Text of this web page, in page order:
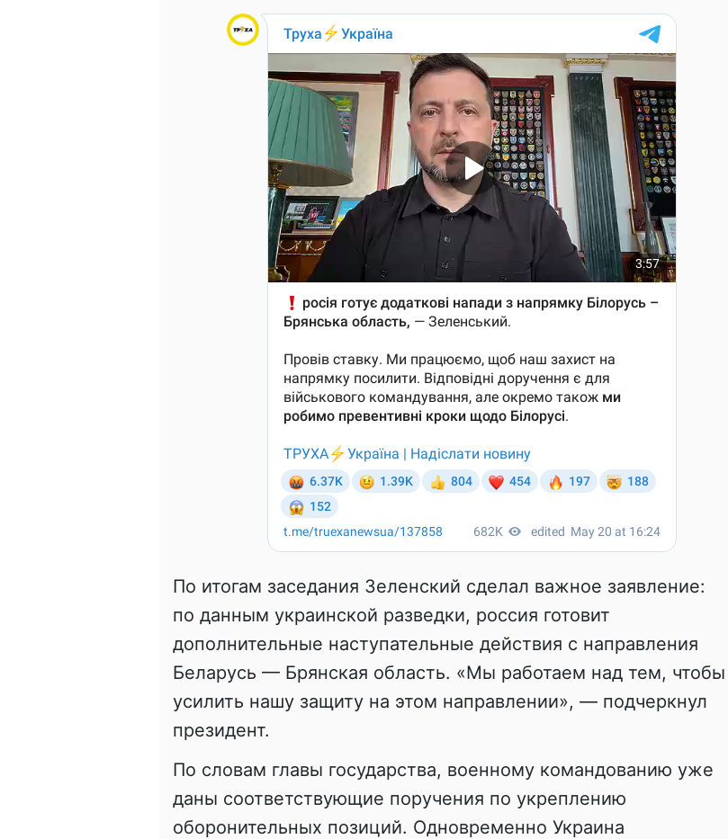
По итогам заседания Зеленский сделал важное заявление:
по данным украинской разведки, россия готовит
дополнительные наступательные действия с направления
Беларусь — Брянская область. «Мы работаем над тем, чтобы
усилить нашу защиту на этом направлении», — подчеркнул
президент.
По словам главы государства, военному командованию уже
даны соответствующие поручения по укреплению
оборонительных позиций. Одновременно Украина